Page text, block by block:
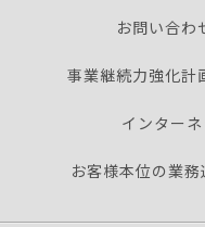
お問い合わ
事業継続力強化計
インター
お客様本位の業